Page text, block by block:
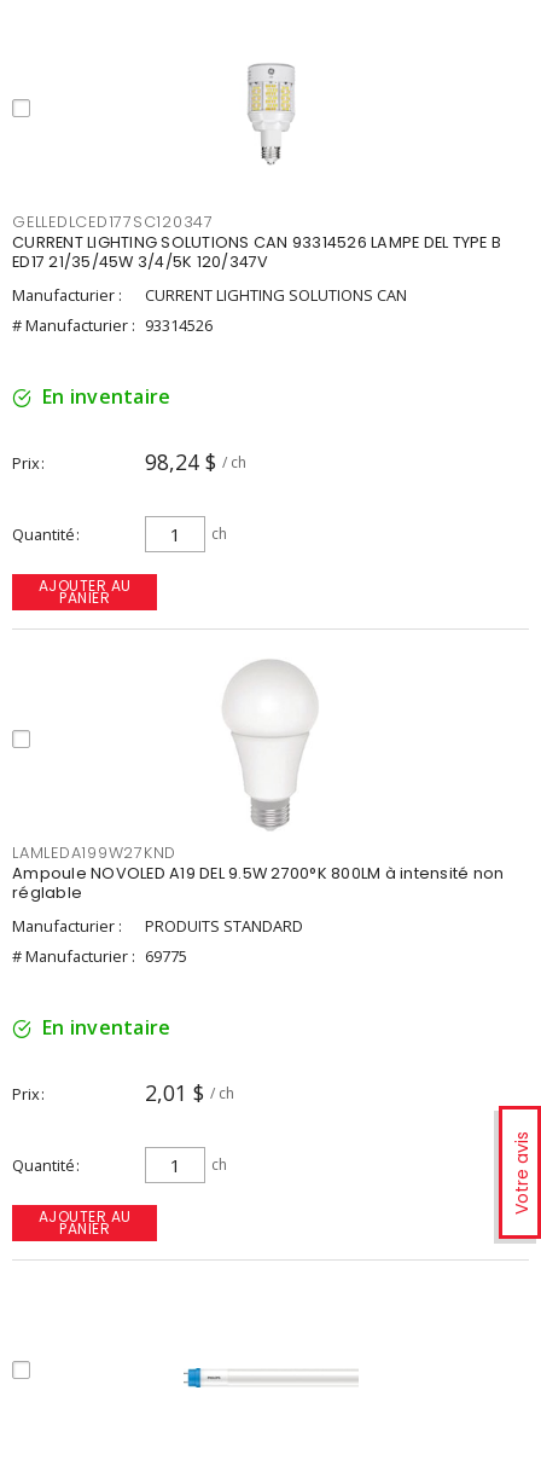
Votre avis
GELLEDLCED177SC120347
CURRENT LIGHTING SOLUTIONS CAN 93314526 LAMPE DEL TYPE B
ED17 21/35/45W 3/4/5K 120/347V
Manufacturier :
CURRENT LIGHTING SOLUTIONS CAN
# Manufacturier : 93314526
En inventaire
Prix 98,24 $ / ch
Quantité ch
AJOUTER AU
PANIER
LAMLEDA199W27KND
Ampoule NOVOLED A19 DEL 9.5W 2700°K 800LM à intensité non
réglable
Manufacturier :
PRODUITS STANDARD
# Manufacturier : 69775
En inventaire
Prix 2,01 $ / ch
Quantité ch
AJOUTER AU
PANIER